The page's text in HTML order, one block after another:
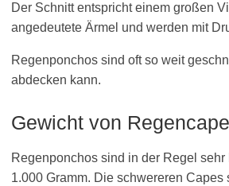
Der Schnitt entspricht einem großen
angedeutete Ärmel und werden mit
Regenponchos sind oft so weit
abdecken kann.
Gewicht von
Regenponchos sind in der Regel
1.000 Gramm. Die schwereren